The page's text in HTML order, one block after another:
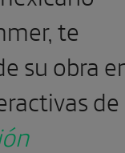
te
su obra
de